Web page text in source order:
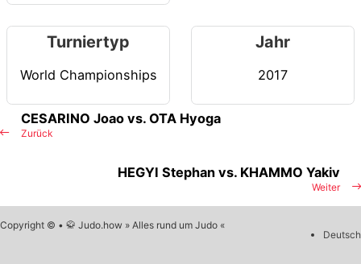
Turniertyp
World Championships
Jahr
2017
Zurück
CESARINO Joao vs. OTA Hyoga
Weiter
HEGYI Stephan vs. KHAMMO Yakiv
Copyright © • 🥋 Judo.how » Alles rund um Judo «
Deutsch